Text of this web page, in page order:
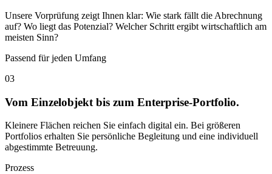
Unsere Vorprüfung zeigt Ihnen klar: Wie stark fällt die Abrechnung
auf? Wo liegt das Potenzial? Welcher Schritt ergibt wirtschaftlich am
meisten Sinn?
Passend für jeden Umfang
03
Vom Einzelobjekt bis zum Enterprise-Portfolio.
Kleinere Flächen reichen Sie einfach digital ein. Bei größeren
Portfolios erhalten Sie persönliche Begleitung und eine individuell
abgestimmte Betreuung.
Prozess